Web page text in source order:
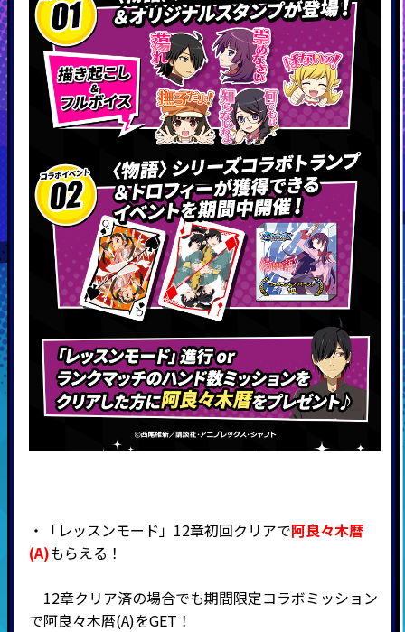
・「レッスンモード」12章初回クリアで阿良々木暦
(A)もらえる！
12章クリア済の場合でも期間限定コラボミッション
で阿良々木暦(A)をGET！